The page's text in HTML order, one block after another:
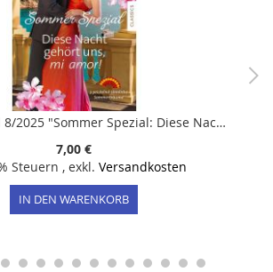
Julia Weekend 8/2025 "Sommer Spezial: Diese Nacht gehört uns, mi amor!"
7,00 €
Steuern , exkl. Versandkosten
IN DEN WARENKORB